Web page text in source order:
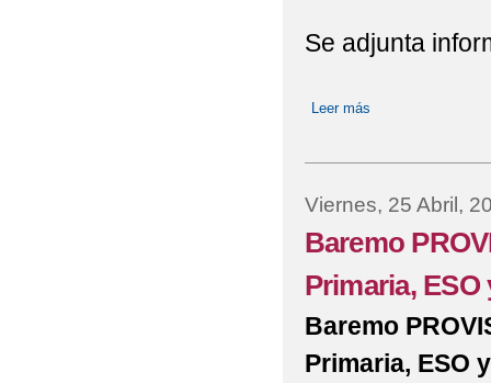
Se adjunta
Leer más
Viernes, 25 Abril,
Baremo
Primaria,
Baremo
Primaria, ESO